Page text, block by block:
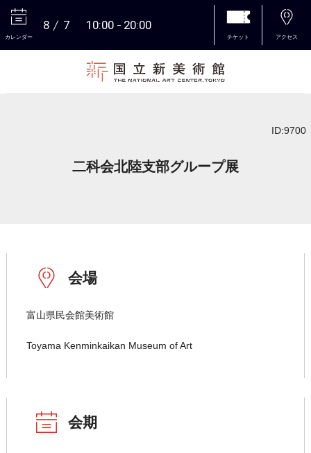
カレンダー
8 7 10:00 20:00
チケット アクセス
ID:9700
二科会北陸支部グループ展
会場
富山県民会館美術館
Toyama Kenminkaikan Museum of Art
会期